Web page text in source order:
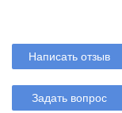
Написать отзыв
Задать вопрос